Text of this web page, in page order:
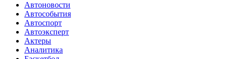
Автоновости
Автособытия
Автоспорт
Автоэксперт
Актеры
Аналитика